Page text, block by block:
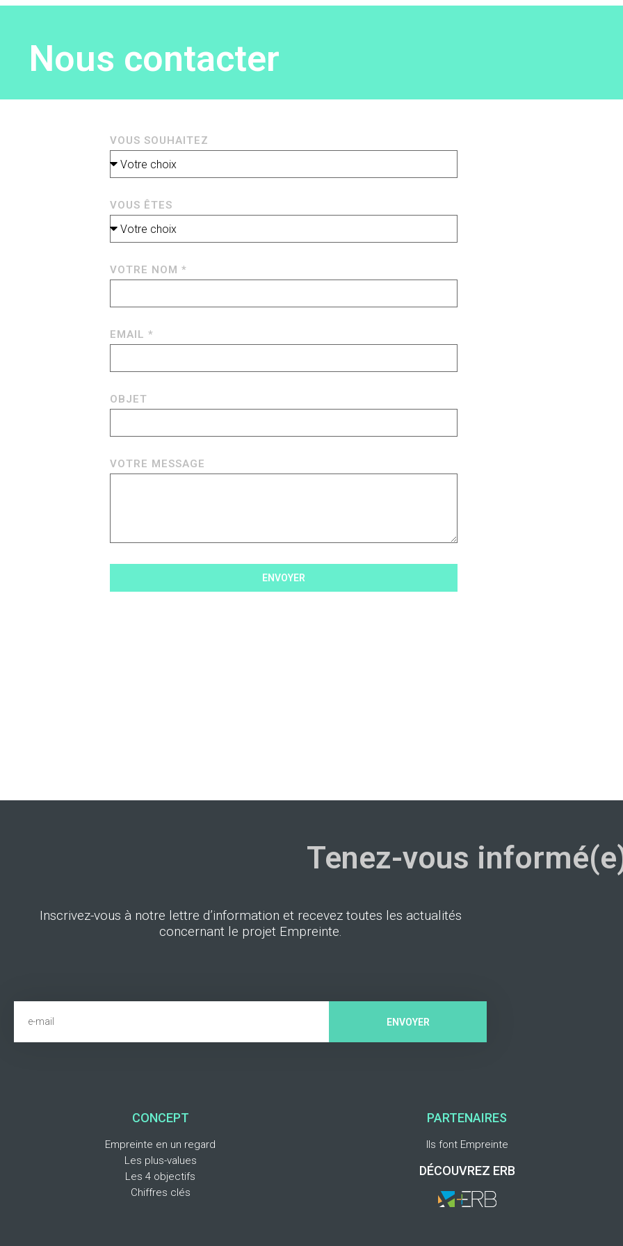
Nous contacter
VOUS SOUHAITEZ
VOUS ÊTES
VOTRE NOM *
EMAIL *
OBJET
VOTRE MESSAGE
ENVOYER
Tenez-vous
Inscrivez-vous à notre lettre d’information et recevez toutes les actualités
concernant le projet Empreinte.
ENVOYER
CONCEPT
Empreinte en un regard
Les plus-values
Les 4 objectifs
Chiffres clés
PARTENAIRES
Ils font Empreinte
DÉCOUVREZ ERB